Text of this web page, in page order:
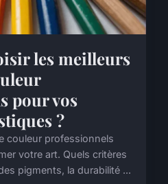
les meilleurs
pour vos
?
couleur professionnels
votre art. Quels critères
pigments, la durabilité ...